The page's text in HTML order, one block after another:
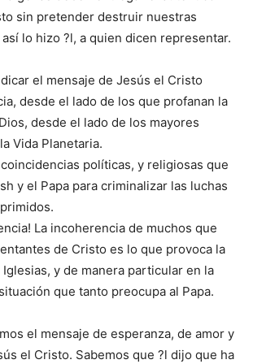
sin pretender destruir nuestras
lo hizo ?l, a quien dicen representar.
el mensaje de Jesús el Cristo
desde el lado de los que profanan la
desde el lado de los mayores
Vida Planetaria.
políticas, y religiosas que
y el Papa para criminalizar las luchas
La incoherencia de muchos que
de Cristo es lo que provoca la
y de manera particular en la
que tanto preocupa al Papa.
el mensaje de esperanza, de amor y
el Cristo. Sabemos que ?l dijo que ha